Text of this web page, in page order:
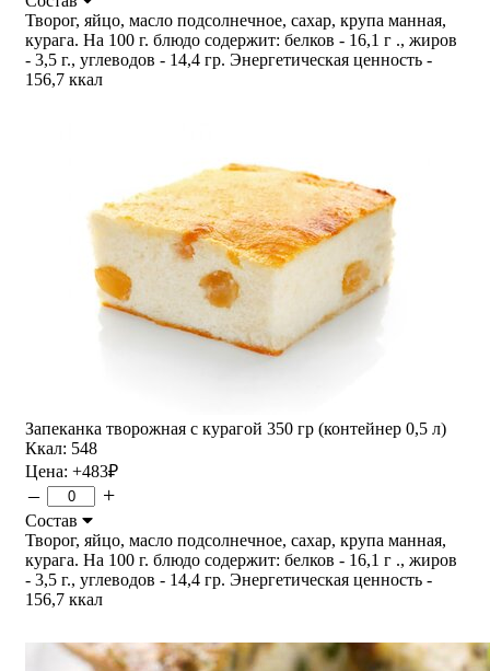
Творог, яйцо, масло подсолнечное, сахар, крупа манная,
курага. На 100 г. блюдо содержит: белков - 16,1 г ., жиров
- 3,5 г., углеводов - 14,4 гр. Энергетическая ценность -
156,7 ккал
Запеканка творожная с курагой 350 гр (контейнер 0,5 л)
Ккал: 548
Цена: +483₽
– +
Состав
Творог, яйцо, масло подсолнечное, сахар, крупа манная,
курага. На 100 г. блюдо содержит: белков - 16,1 г ., жиров
- 3,5 г., углеводов - 14,4 гр. Энергетическая ценность -
156,7 ккал